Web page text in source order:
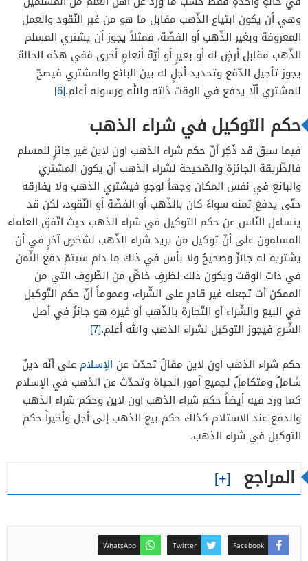
وهي أن يكون ابتياع الذّهب مقابل ما هو من غير النّقود والعمل
المعروفة وبغير الذّهب أو الفضّة، فمثلاً يجوز أن يشتري المسلم
الذّهب مقابل أرضٍ له أو بعيرٍ أو أيّة أنعامٍ أخرى ففي هذه الحالة
يجوز تأجيل الدّفع وتحديد أجلٍ له بين البائع والمشتري فيصحّ
للمشتري ألّا يدفع في الوقت ذاته والله ورسوله أعلم.[6]
حكم التوكيل في شراء الذهب
فيما سبق قد ذُكِر أنّ حكم شراء الذهب اون لاين غير جائزٍ للمسلم
فالطّريقة الجائزة والصّحيحة لشراء الذهب أن يكون المشتري
والبائع في نفس المكان وجهاً لوجهٍ فيشتري الذهب ولا يفارقه
حتّى يدفع ثمنه سواءً كان بالذّهب أو الفضّة أو النّقود، لكن قد
يتساءل النّاس عن حكم التوكيل في شراء الذهب حيث اتّفق العلماء
المسلمون على أنّ توكيل من يريد شراء الذّهب لشخصٍ آخرٍ في أن
يشتريه له جائزٌ وصحيحٌ ولا بأس في ذلك ما دام سيتمّ دفع الثّمن
في ذات الوقت ويكون ذلك لظرفٍ خاصٍّ من الظّروف التي من
الممكن أت تجعله غير قادرٍ على الشّراء، وعموماً أنّ حكم التّوكيل
في البيع والشّراء أو التّجارة بالذّهب أو غيره هو جائزٌ في أصل
الشّرع فيجوز التوكيل لشراء الذهب والله أعلم.[7]
حكم شراء الذهب اون لاين مقالٌ تحدّث عن الإسلام على أنّه دينٌ
شاملٌ ومتكاملٌ لجميع أمور الحياة وتحدّث عن الذهب في الإسلام
كما ورد فيه أيضاً حكم شراء الذهب اون لاين وحكم شراء الذهب
والدفع عند الاستلام كذلك حكم بيع الذهب إلى أجل وأخيراً حكم
التوكيل في شراء الذهب.
المراجع
Facebook
Twitter
WhatsApp